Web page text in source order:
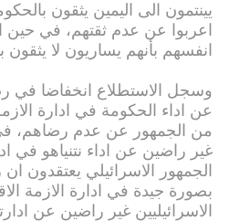
انفسهم بأنهم يساريون لا يثقون
وسجل الاستطلاع انخفاضا في
الجمهور الاسرائيلي يعتقدون
الاسرائيليين غير راضين عن